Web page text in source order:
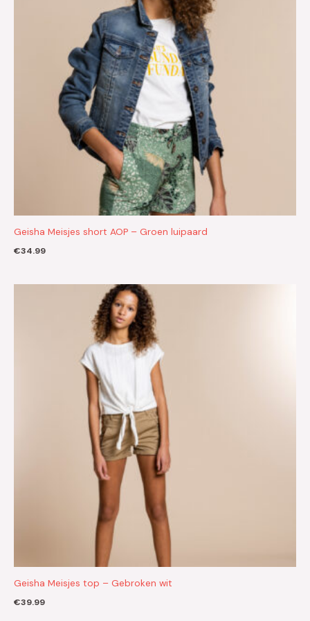
Geisha Meisjes short AOP – Groen luipaard
€34.99
Geisha Meisjes top – Gebroken wit
€39.99